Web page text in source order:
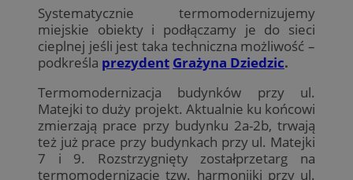
Systematycznie termomodernizujemy
miejskie obiekty i podłączamy je do sieci
cieplnej jeśli jest taka techniczna możliwość –
podkreśla prezydent Grażyna Dziedzic.
Termomodernizacja budynków przy ul.
Matejki to duży projekt. Aktualnie ku końcowi
zmierzają prace przy budynku 2a-2b, trwają
też już prace przy budynkach przy ul. Matejki
7 i 9. Rozstrzygnięty zostałprzetarg na
termomodernizację tzw. harmonijki przy ul.